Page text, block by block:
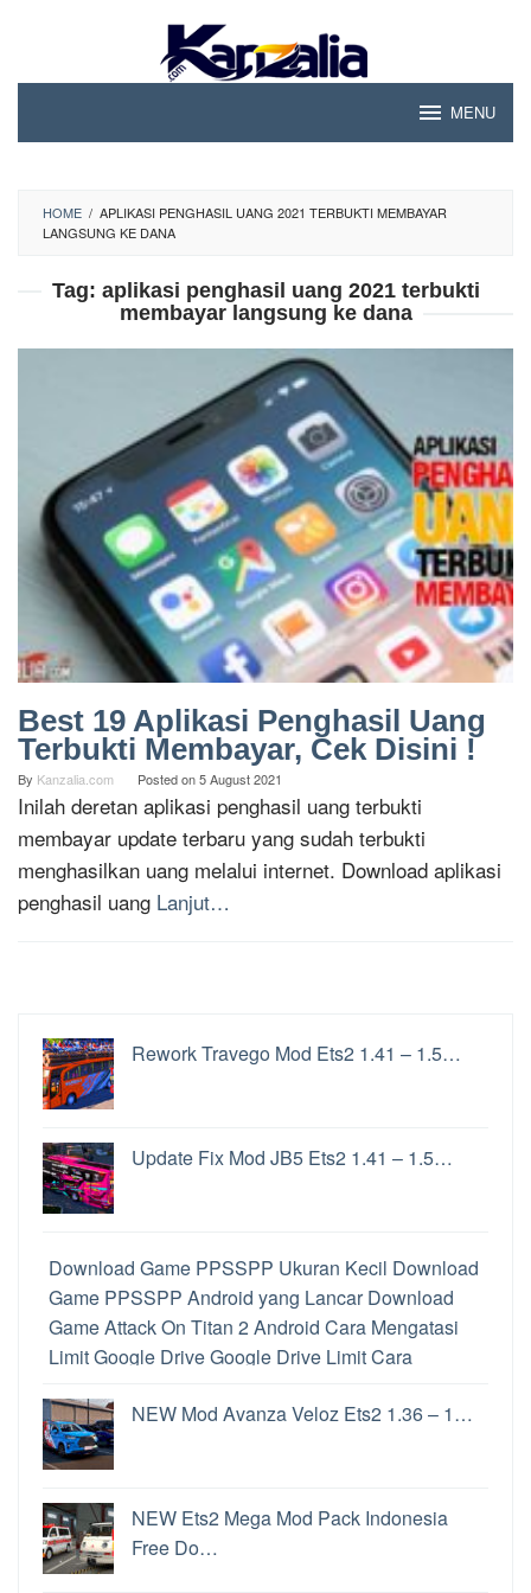
content
MENU
HOME / APLIKASI PENGHASIL UANG 2021 TERBUKTI MEMBAYAR
LANGSUNG KE DANA
Tag: aplikasi penghasil uang 2021 terbukti
membayar langsung ke dana
Best 19 Aplikasi Penghasil Uang
Terbukti Membayar, Cek Disini !
By Kanzalia.com Posted on5 August 2021
Inilah deretan aplikasi penghasil uang terbukti
membayar update terbaru yang sudah terbukti
menghasilkan uang melalui internet. Download aplikasi
penghasil uang Lanjut…
Rework Travego Mod Ets2 1.41 – 1.5…
Update Fix Mod JB5 Ets2 1.41 – 1.5…
Download Game PPSSPP Ukuran Kecil Download
Game PPSSPP Android yang Lancar Download
Game Attack On Titan 2 Android Cara Mengatasi
Limit Google DriveGoogle Drive LimitCara
PPSSPP Untuk PC Perbedaan PPSSPP dan
PPSSPP Gold
Android
Convoy Ets2Game Penghasil uang Langsung Ke
Rekening
Game Penghasil Uang Update Windows
11Cara Update Windows 11
NEW Mod Avanza Veloz Ets2 1.36 – 1…
NEW Ets2 Mega Mod Pack Indonesia
Free Do…